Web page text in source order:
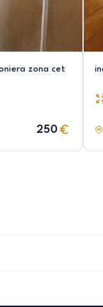
zona cet
250